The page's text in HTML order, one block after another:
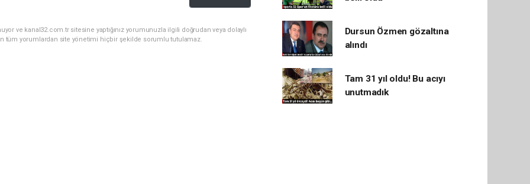
ve kanal32.com.tr sitesine yaptığınız yorumunuzla ilgili doğrudan veya dolaylı
tüm yorumlardan site yönetimi hiçbir şekilde sorumlu tutulamaz.
Dursun Özmen gözaltına
alındı
Tam 31 yıl oldu! Bu acıyı
unutmadık